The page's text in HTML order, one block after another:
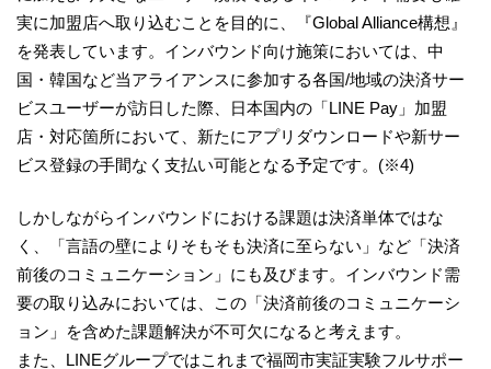
実に加盟店へ取り込むことを目的に、『Global Alliance構想』
を発表しています。インバウンド向け施策においては、中
国・韓国など当アライアンスに参加する各国/地域の決済サー
ビスユーザーが訪日した際、日本国内の「LINE Pay」加盟
店・対応箇所において、新たにアプリダウンロードや新サー
ビス登録の手間なく支払い可能となる予定です。(※4)
しかしながらインバウンドにおける課題は決済単体ではな
く、「言語の壁によりそもそも決済に至らない」など「決済
前後のコミュニケーション」にも及びます。インバウンド需
要の取り込みにおいては、この「決済前後のコミュニケーシ
ョン」を含めた課題解決が不可欠になると考えます。
また、LINEグループではこれまで福岡市実証実験フルサポー